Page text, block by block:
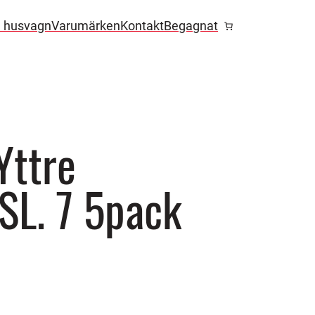
husvagnVarumärkenKontaktBegagnat
7 5pack